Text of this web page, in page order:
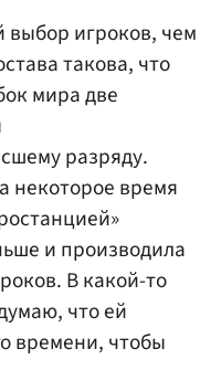
выбор игроков, чем
такова, что
мира две
разряду.
некоторое время
и производила
В какой-то
что ей
времени, чтобы